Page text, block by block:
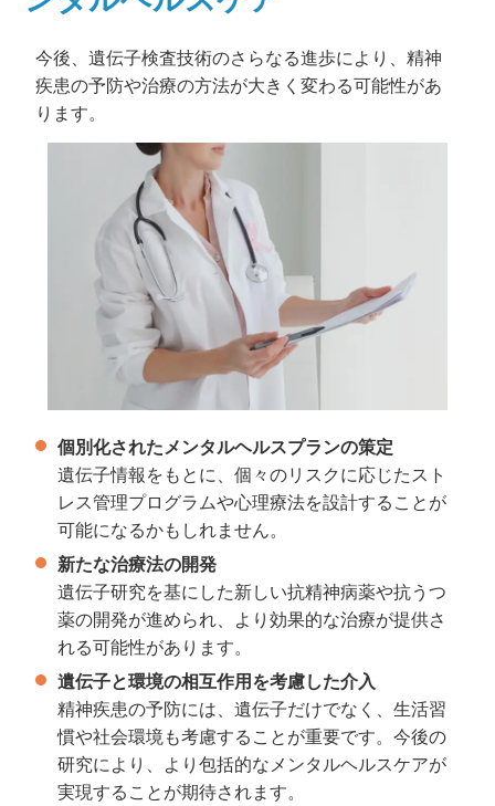
今後、遺伝子検査技術のさらなる進歩により、精神
疾患の予防や治療の方法が大きく変わる可能性があ
ります。
個別化されたメンタルヘルスプランの策定
遺伝子情報をもとに、個々のリスクに応じたスト
レス管理プログラムや心理療法を設計することが
可能になるかもしれません。
新たな治療法の開発
遺伝子研究を基にした新しい抗精神病薬や抗うつ
薬の開発が進められ、より効果的な治療が提供さ
れる可能性があります。
遺伝子と環境の相互作用を考慮した介入
精神疾患の予防には、遺伝子だけでなく、生活習
慣や社会環境も考慮することが重要です。今後の
研究により、より包括的なメンタルヘルスケアが
実現することが期待されます。